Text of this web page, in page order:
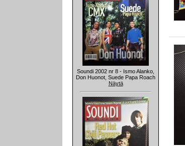
Soundi 2002 nr 8 - Ismo Alanko,
Don Huonot, Suede Papa Roach
Näytä